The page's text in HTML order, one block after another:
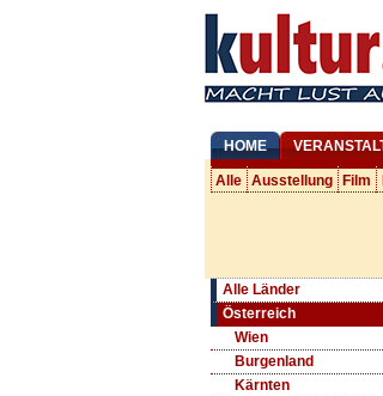
HOME
Alle Ausstellung Film
Alle Länder
Österreich
Wien
Burgenland
Kärnten